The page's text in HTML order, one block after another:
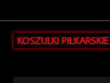
KOSZULKI PIŁKARSKIE